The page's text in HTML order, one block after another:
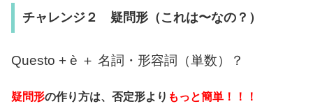
チャレンジ２ 疑問形（これは〜なの？）
Questo + è ＋ 名詞・形容詞（単数）？
疑問形の作り方は、否定形より もっと簡単！！！